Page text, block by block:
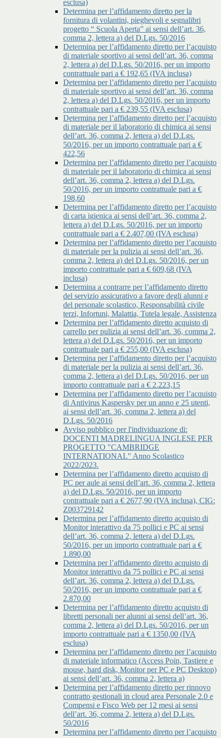
esclusa)
Determina per l’affidamento diretto per la
fornitura di volantini, pieghevoli e segnalibri
progetto “ Scuola Aperta” ai sensi dell’art. 36,
comma 2, lettera a) del D.Lgs. 50/2016
Determina per l’affidamento diretto per l’acquisto
di materiale sportivo ai sensi dell’art. 36, comma
2, lettera a) del D.Lgs. 50/2016, per un importo
contrattuale pari a € 192,65 (IVA inclusa)
Determina per l’affidamento diretto per l’acquisto
di materiale sportivo ai sensi dell’art. 36, comma
2, lettera a) del D.Lgs. 50/2016, per un importo
contrattuale pari a € 239,55 (IVA esclusa)
Determina per l’affidamento diretto per l’acquisto
di materiale per il laboratorio di chimica ai sensi
dell’art. 36, comma 2, lettera a) del D.Lgs.
50/2016, per un importo contrattuale pari a €
422,56
Determina per l’affidamento diretto per l’acquisto
di materiale per il laboratorio di chimica ai sensi
dell’art. 36, comma 2, lettera a) del D.Lgs.
50/2016, per un importo contrattuale pari a €
198,60
Determina per l’affidamento diretto per l’acquisto
di carta igienica ai sensi dell’art. 36, comma 2,
lettera a) del D.Lgs. 50/2016, per un importo
contrattuale pari a € 2.407,00 (IVA esclusa)
Determina per l’affidamento diretto per l’acquisto
di materiale per la pulizia ai sensi dell’art. 36,
comma 2, lettera a) del D.Lgs. 50/2016, per un
importo contrattuale pari a € 609,68 (IVA
inclusa)
Determina a contrarre per l’affidamento diretto
del servizio assicurativo a favore degli alunni e
del personale scolastico, Responsabilità civile
terzi, Infortuni, Malattia, Tutela legale, Assistenza
Determina per l’affidamento diretto acquisto di
carrello per pulizia ai sensi dell’art. 36, comma 2,
lettera a) del D.Lgs. 50/2016, per un importo
contrattuale pari a € 255,00 (IVA esclusa)
Determina per l’affidamento diretto per l’acquisto
di materiale per la pulizia ai sensi dell’art. 36,
comma 2, lettera a) del D.Lgs. 50/2016, per un
importo contrattuale pari a € 2.223,15
Determina per l’affidamento diretto per l’acquisto
di Antivirus Kaspersky per un anno e 25 utenti,
ai sensi dell’art. 36, comma 2, lettera a) del
D.Lgs. 50/2016
Avviso pubblico per l'individuazione di:
DOCENTI MADRELINGUA INGLESE PER
PROGETTO "CAMBRIDGE
INTERNATIONAL" Anno Scolastico
2022/2023.
Determina per l’affidamento diretto acquisto di
PC per aule ai sensi dell’art. 36, comma 2, lettera
a) del D.Lgs. 50/2016, per un importo
contrattuale pari a € 2677,90 (IVA inclusa), CIG:
Z003729142
Determina per l’affidamento diretto acquisto di
Monitor interattivo da 75 pollici e PC ai sensi
dell’art. 36, comma 2, lettera a) del D.Lgs.
50/2016, per un importo contrattuale pari a €
1.890,00
Determina per l’affidamento diretto acquisto di
Monitor interattivo da 75 pollici e PC ai sensi
dell’art. 36, comma 2, lettera a) del D.Lgs.
50/2016, per un importo contrattuale pari a €
2.870,00
Determina per l’affidamento diretto acquisto di
libretti personali per alunni ai sensi dell’art. 36,
comma 2, lettera a) del D.Lgs. 50/2016, per un
importo contrattuale pari a € 1350,00 (IVA
esclusa)
Determina per l’affidamento diretto per l’acquisto
di materiale informatico (Access Poin, Tastiere e
mouse, hard disk, Monitor per PC e PC Desktop)
ai sensi dell’art. 36, comma 2, lettera a)
Determina per l’affidamento diretto per rinnovo
contratto gestionali in cloud area Personale 2.0 e
Compensi e Fisco Web per 12 mesi ai sensi
dell’art. 36, comma 2, lettera a) del D.Lgs.
50/2016
Determina per l’affidamento diretto per l’acquisto